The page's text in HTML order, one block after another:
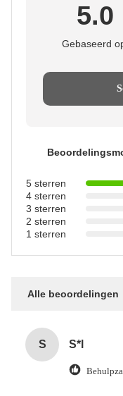
5.0
Gebaseerd
5 sterren
4 sterren
3 sterren
2 sterren
1 sterren
Alle beoordelingen
S S*l